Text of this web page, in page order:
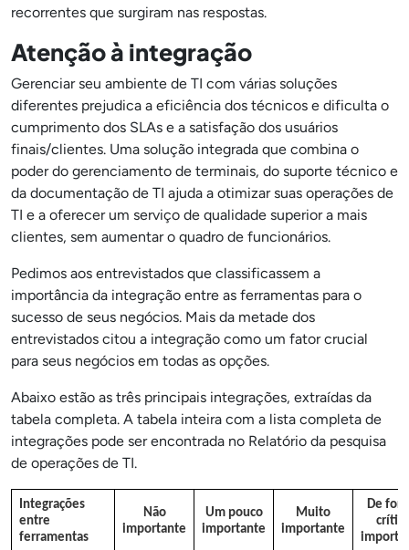
recorrentes que surgiram nas respostas.
Atenção à integração
Gerenciar seu ambiente de TI com várias soluções
diferentes prejudica a eficiência dos técnicos e dificulta o
cumprimento dos SLAs e a satisfação dos usuários
finais/clientes. Uma solução integrada que combina o
poder do gerenciamento de terminais, do suporte técnico e
da documentação de TI ajuda a otimizar suas operações de
TI e a oferecer um serviço de qualidade superior a mais
clientes, sem aumentar o quadro de funcionários.
Pedimos aos entrevistados que classificassem a
importância da integração entre as ferramentas para o
sucesso de seus negócios. Mais da metade dos
entrevistados citou a integração como um fator crucial
para seus negócios em todas as opções.
Abaixo estão as três principais integrações, extraídas da
tabela completa. A tabela inteira com a lista completa de
integrações pode ser encontrada no Relatório da pesquisa
de operações de TI.
Integrações
entre
ferramentas
Não
importante
Um pouco
importante
Muito
importante
De
crítica